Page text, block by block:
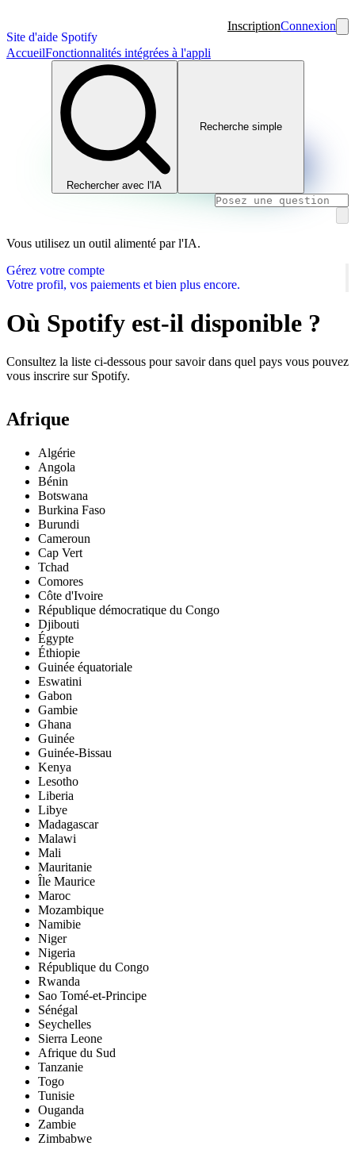
Site d'aide Spotify
InscriptionConnexion
AccueilFonctionnalités intégrées à l'appli
Rechercher avec l'IA
Recherche simple
Vous utilisez un outil alimenté par l'IA.
Gérez votre compte
Votre profil, vos paiements et bien plus encore.
Où Spotify est-il disponible ?
Consultez la liste ci-dessous pour savoir dans quel pays vous pouvez
vous inscrire sur Spotify.
Afrique
Algérie
Angola
Bénin
Botswana
Burkina Faso
Burundi
Cameroun
Cap Vert
Tchad
Comores
Côte d'Ivoire
République démocratique du Congo
Djibouti
Égypte
Éthiopie
Guinée équatoriale
Eswatini
Gabon
Gambie
Ghana
Guinée
Guinée-Bissau
Kenya
Lesotho
Liberia
Libye
Madagascar
Malawi
Mali
Mauritanie
Île Maurice
Maroc
Mozambique
Namibie
Niger
Nigeria
République du Congo
Rwanda
Sao Tomé-et-Principe
Sénégal
Seychelles
Sierra Leone
Afrique du Sud
Tanzanie
Togo
Tunisie
Ouganda
Zambie
Zimbabwe